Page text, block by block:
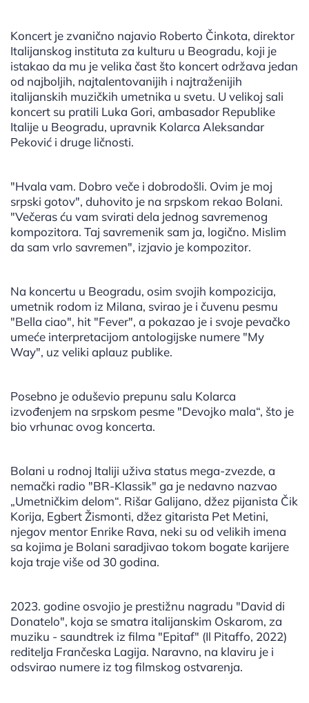
Koncert je zvanično najavio Roberto Činkota, direktor
Italijanskog instituta za kulturu u Beogradu, koji je
istakao da mu je velika čast što koncert održava jedan
od najboljih, najtalentovanijih i najtraženijih
italijanskih muzičkih umetnika u svetu. U velikoj sali
koncert su pratili Luka Gori, ambasador Republike
Italije u Beogradu, upravnik Kolarca Aleksandar
Peković i druge ličnosti.
"Hvala vam. Dobro veče i dobrodošli. Ovim je moj
srpski gotov", duhovito je na srpskom rekao Bolani.
"Večeras ću vam svirati dela jednog savremenog
kompozitora. Taj savremenik sam ja, logično. Mislim
da sam vrlo savremen", izjavio je kompozitor.
Na koncertu u Beogradu, osim svojih kompozicija,
umetnik rodom iz Milana, svirao je i čuvenu pesmu
"Bella ciao", hit "Fever", a pokazao je i svoje pevačko
umeće interpretacijom antologijske numere "My
Way", uz veliki aplauz publike.
Posebno je oduševio prepunu salu Kolarca
izvođenjem na srpskom pesme "Devojko mala“, što je
bio vrhunac ovog koncerta.
Bolani u rodnoj Italiji uživa status mega-zvezde, a
nemački radio "BR-Klassik" ga je nedavno nazvao
„Umetničkim delom“. Rišar Galijano, džez pijanista Čik
Korija, Egbert Žismonti, džez gitarista Pet Metini,
njegov mentor Enrike Rava, neki su od velikih imena
sa kojima je Bolani saradjivao tokom bogate karijere
koja traje više od 30 godina.
2023. godine osvojio je prestižnu nagradu "David di
Donatelo", koja se smatra italijanskim Oskarom, za
muziku - saundtrek iz filma "Epitaf" (Il Pitaffo, 2022)
reditelja Frančeska Lagija. Naravno, na klaviru je i
odsvirao numere iz tog filmskog ostvarenja.